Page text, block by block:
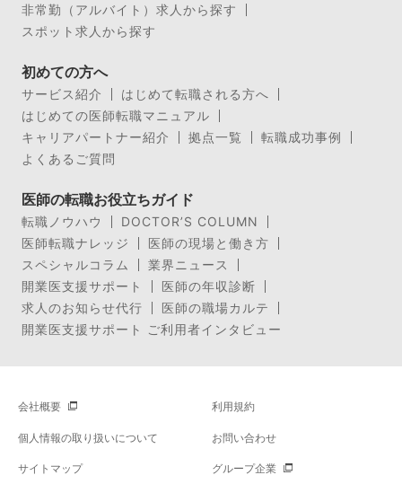
非常勤（アルバイト）求人から探す
スポット求人から探す
初めての方へ
サービス紹介
はじめて転職される方へ
はじめての医師転職マニュアル
キャリアパートナー紹介
拠点一覧
転職成功事例
よくあるご質問
医師の転職お役立ちガイド
転職ノウハウ
DOCTOR’S COLUMN
医師転職ナレッジ
医師の現場と働き方
スペシャルコラム
業界ニュース
開業医支援サポート
医師の年収診断
求人のお知らせ代行
医師の職場カルテ
開業医支援サポート ご利用者インタビュー
会社概要 利用規約
個人情報の取り扱いについて お問い合わせ
サイトマップ グループ企業